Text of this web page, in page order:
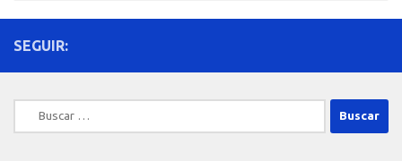
SEGUIR:
Buscar: